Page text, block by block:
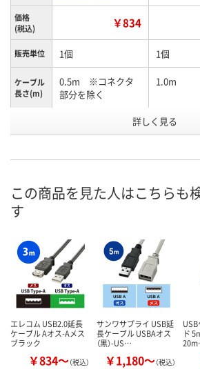
価格
(税込)
￥834
販売単位 1個 1個
ケーブル
長さ(m)
0.5m ※コネクタ
部分を除く
1.0m
N869894
8月9日（日）
カゴへ
詳しく見る
この商品を見た人はこちらも
す
エレコム USB2.0延長
ケーブル Aオス-Aメス
ブラック
￥834～（税込）
サンワサプライ USB延
長ケーブル USBAオス
（黒）-US…
￥1,180～（税込）
ド